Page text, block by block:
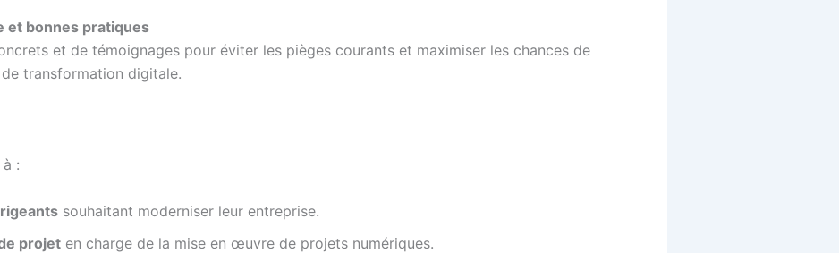
et bonnes pratiques
et de témoignages pour éviter les pièges courants et maximiser les chances de
transformation digitale.
:
souhaitant moderniser leur entreprise.
projet en charge de la mise en œuvre de projets numériques.